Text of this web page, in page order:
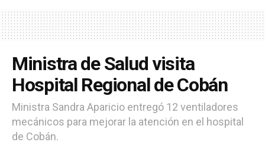
Ministra de Salud visita
Hospital Regional de Cobán
Ministra Sandra Aparicio entregó 12 ventiladores
mecánicos para mejorar la atención en el hospital
de Cobán.